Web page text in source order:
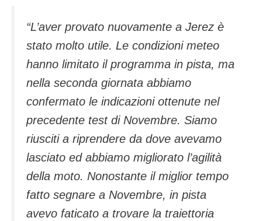
“L’aver provato nuovamente a Jerez è
stato molto utile. Le condizioni meteo
hanno limitato il programma in pista, ma
nella seconda giornata abbiamo
confermato le indicazioni ottenute nel
precedente test di Novembre. Siamo
riusciti a riprendere da dove avevamo
lasciato ed abbiamo migliorato l’agilità
della moto. Nonostante il miglior tempo
fatto segnare a Novembre, in pista
avevo faticato a trovare la traiettoria